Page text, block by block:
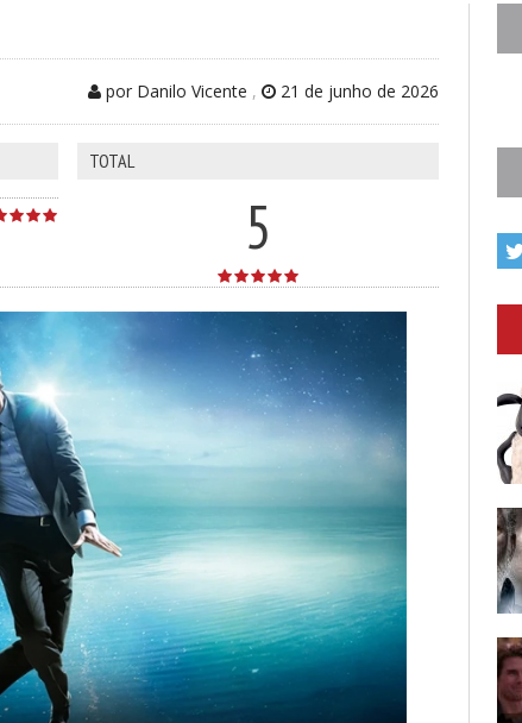
por Danilo Vicente , 21 de junho de 2026
TOTAL
5